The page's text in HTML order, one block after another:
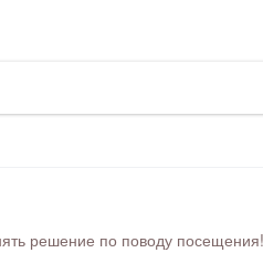
по поводу посещения!